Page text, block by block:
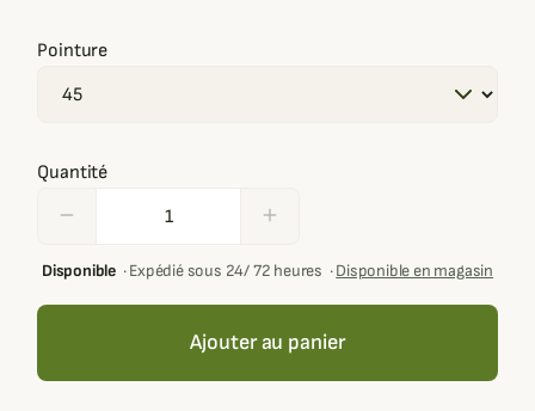
Pointure
Quantité
remove add
Disponible·Expédié sous 24/ 72 heures ·Disponible en magasin
Ajouter au panier